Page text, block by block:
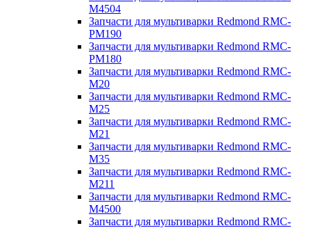
M4504
Запчасти для мультиварки Redmond RMC-
PM190
Запчасти для мультиварки Redmond RMC-
PM180
Запчасти для мультиварки Redmond RMC-
M20
Запчасти для мультиварки Redmond RMC-
M25
Запчасти для мультиварки Redmond RMC-
M21
Запчасти для мультиварки Redmond RMC-
M35
Запчасти для мультиварки Redmond RMC-
M211
Запчасти для мультиварки Redmond RMC-
M4500
Запчасти для мультиварки Redmond RMC-